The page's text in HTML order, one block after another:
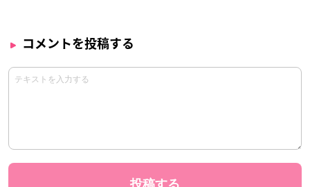
コメントを投稿する